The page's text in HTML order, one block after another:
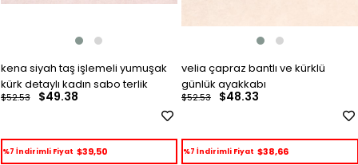
kena siyah taş işlemeli yumuşak
kürk detaylı kadın sabo terlik
$49.38
$52.53
%7 İndirimli Fiyat $39,50
velia çapraz bantlı ve kürklü
günlük ayakkabı
$48.33
$52.53
%7 İndirimli Fiyat $38,66